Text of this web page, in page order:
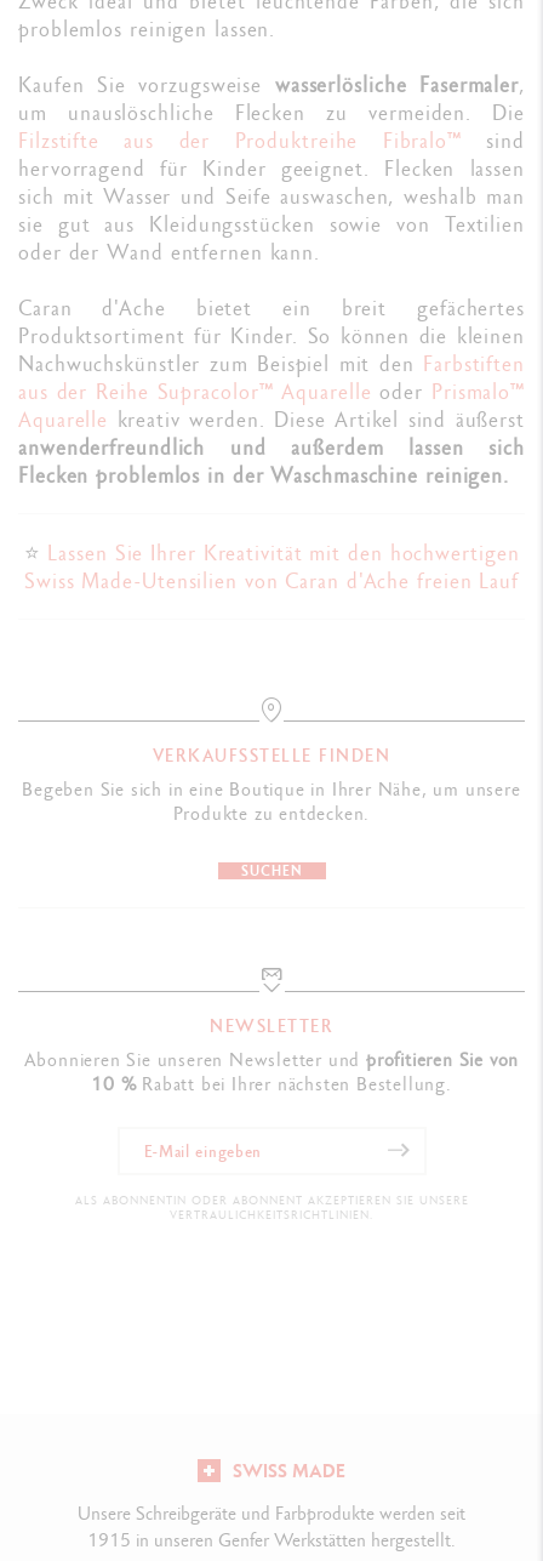
problemlos reinigen lassen.
Kaufen Sie vorzugsweise wasserlösliche Fasermaler,
um unauslöschliche Flecken zu vermeiden. Die
Filzstifte aus der Produktreihe Fibralo™ sind
hervorragend für Kinder geeignet. Flecken lassen
sich mit Wasser und Seife auswaschen, weshalb man
sie gut aus Kleidungsstücken sowie von Textilien
oder der Wand entfernen kann.
Caran d'Ache bietet ein breit gefächertes
Produktsortiment für Kinder. So können die kleinen
Nachwuchskünstler zum Beispiel mit den Farbstiften
aus der Reihe Supracolor™ Aquarelle oder Prismalo™
Aquarelle kreativ werden. Diese Artikel sind äußerst
anwenderfreundlich und außerdem lassen sich
Flecken problemlos in der Waschmaschine reinigen.
⭐️ Lassen Sie Ihrer Kreativität mit den hochwertigen
Swiss Made-Utensilien von Caran d'Ache freien Lauf
VERKAUFSSTELLE FINDEN
Begeben Sie sich in eine Boutique in Ihrer Nähe, um unsere
Produkte zu entdecken.
SUCHEN
NEWSLETTER
Abonnieren Sie unseren Newsletter undprofitieren Sie von
10 %Rabatt bei Ihrer nächsten Bestellung.
ALS ABONNENTIN ODER ABONNENT AKZEPTIEREN SIE UNSERE
VERTRAULICHKEITSRICHTLINIEN.
SWISS MADE
Unsere Schreibgeräte und Farbprodukte werden seit
1915 in unseren Genfer Werkstätten hergestellt.